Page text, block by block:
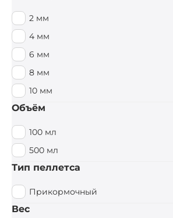
Тутти Фрутти
Фруктовый / Кислый
Цитрус
Чеснок
2 мм
4 мм
6 мм
8 мм
10 мм
Объём
100 мл
500 мл
Тип пеллетса
Прикормочный
Вес